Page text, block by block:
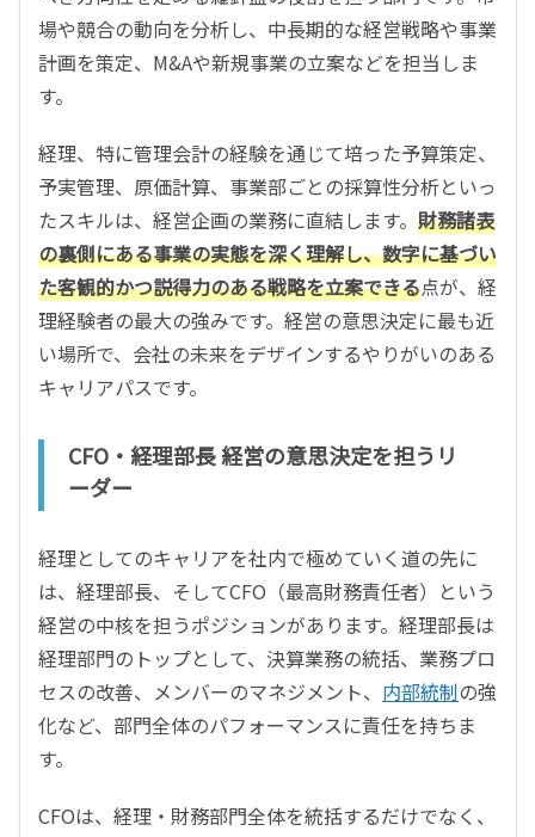
場や競合の動向を分析し、中長期的な経営戦略や事業
計画を策定、M&Aや新規事業の立案などを担当しま
す。
経理、特に管理会計の経験を通じて培った予算策定、
予実管理、原価計算、事業部ごとの採算性分析といっ
たスキルは、経営企画の業務に直結します。 財務諸表
の裏側にある事業の実態を深く理解し、数字に基づい
た客観的かつ説得力のある戦略を立案できる点が、経
理経験者の最大の強みです。経営の意思決定に最も近
い場所で、会社の未来をデザインするやりがいのある
キャリアパスです。
CFO・経理部長 経営の意思決定を担うリ
ーダー
経理としてのキャリアを社内で極めていく道の先に
は、経理部長、そしてCFO（最高財務責任者）という
経営の中核を担うポジションがあります。経理部長は
経理部門のトップとして、決算業務の統括、業務プロ
セスの改善、メンバーのマネジメント、 内部統制の強
化など、部門全体のパフォーマンスに責任を持ちま
す。
CFOは、経理・財務部門全体を統括するだけでなく、